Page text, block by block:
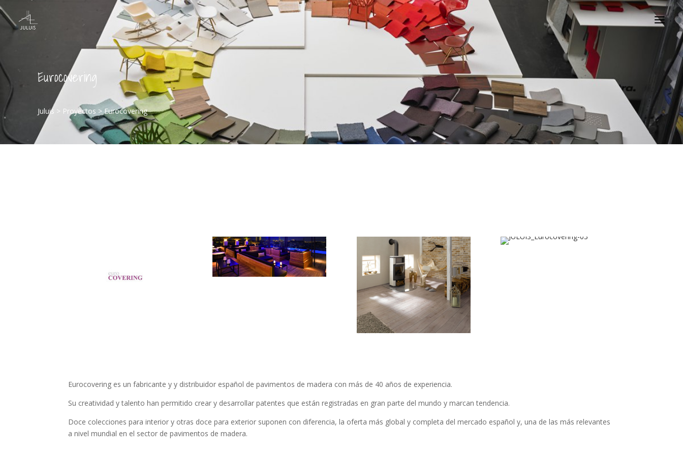
Eurocovering
Juluis > Proyectos >Eurocovering
Eurocovering es un fabricante y y distribuidor español de pavimentos de madera con más de 40 años de experiencia.
Su creatividad y talento han permitido crear y desarrollar patentes que están registradas en gran parte del mundo y marcan tendencia.
Doce colecciones para interior y otras doce para exterior suponen con diferencia, la oferta más global y completa del mercado español y, una de las más relevantes
a nivel mundial en el sector de pavimentos de madera.